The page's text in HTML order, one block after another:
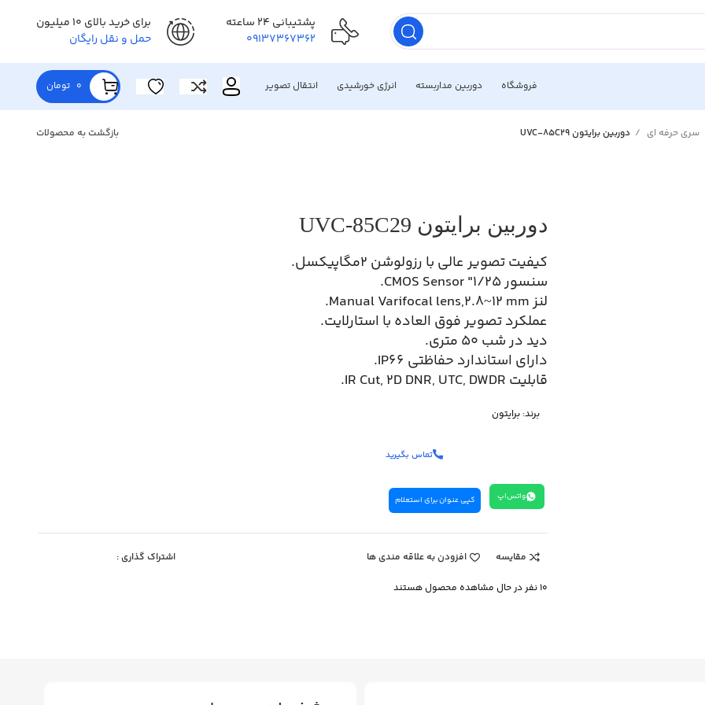
پشتیبانی 24 ساعته
09137367362
برای خرید بالای 10 میلیون
حمل و نقل رایگان
فروشگاه دوربین مداربسته انرژی خورشیدی انتقال تصویر 0 تومان
سری حرفه ای دوربین برایتون UVC-85C29 بازگشت به محصولات
دوربین برایتون UVC-85C29
کیفیت تصویر عالی با رزولوشن 2مگاپیکسل.
سنسور 1/25″ CMOS Sensor.
لنز Manual Varifocal lens,2.8~12 mm.
عملکرد تصویر فوق العاده با استارلایت.
دید در شب 50 متری.
دارای استاندارد حفاظتی IP66.
قابلیت IR Cut, 2D DNR, UTC, DWDR.
برند:برایتون
تماس بگیرید
واتس‌اپ کپی عنوان برای استعلام
مقایسه افزودن به علاقه مندی ها اشتراک گذاری :
10 نفر در حال مشاهده محصول هستند